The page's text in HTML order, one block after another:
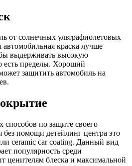
от солнечных ультрафиолетовых
краска лучше
выдерживать высокую
есть пределы. Хороший
защитить автомобиль на
по защите своего
без помощи детейлинг центра это
ceramic car coating. Данный вид
популярность среди
ценителям блеска и максимальной